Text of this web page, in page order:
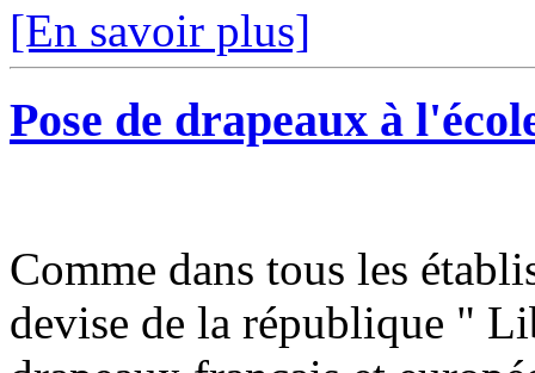
[En savoir plus]
Pose de drapeaux à
Comme dans tous les
devise de la république "